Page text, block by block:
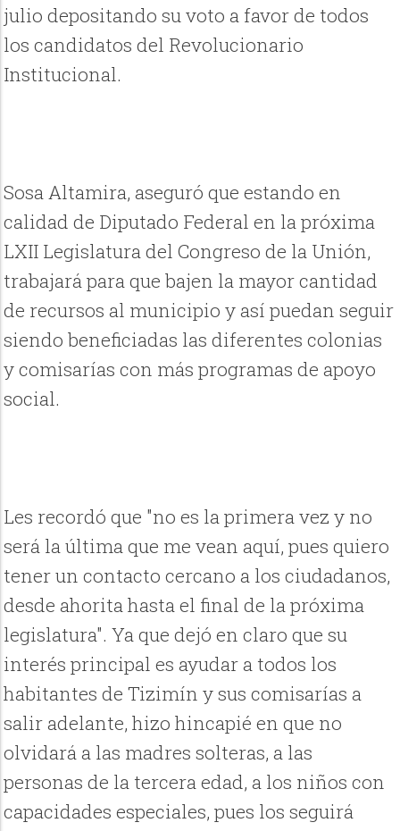
julio depositando su voto a favor de todos
los candidatos del Revolucionario
Institucional.
Sosa Altamira, aseguró que estando en
calidad de Diputado Federal en la próxima
LXII Legislatura del Congreso de la Unión,
trabajará para que bajen la mayor cantidad
de recursos al municipio y así puedan seguir
siendo beneficiadas las diferentes colonias
y comisarías con más programas de apoyo
social.
Les recordó que "no es la primera vez y no
será la última que me vean aquí, pues quiero
tener un contacto cercano a los ciudadanos,
desde ahorita hasta el final de la próxima
legislatura". Ya que dejó en claro que su
interés principal es ayudar a todos los
habitantes de Tizimín y sus comisarías a
salir adelante, hizo hincapié en que no
olvidará a las madres solteras, a las
personas de la tercera edad, a los niños con
capacidades especiales, pues los seguirá